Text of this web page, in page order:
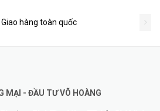
Giao hàng toàn quốc
MẠI - ĐẦU TƯ VÕ HOÀNG